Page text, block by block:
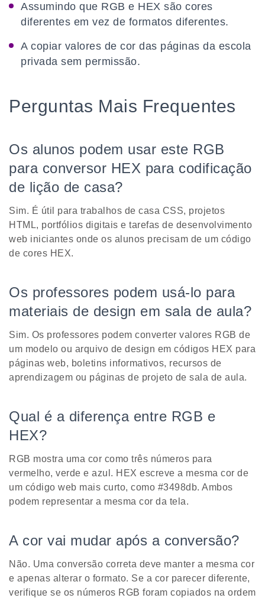
Assumindo que RGB e HEX são cores
diferentes em vez de formatos diferentes.
A copiar valores de cor das páginas da escola
privada sem permissão.
Perguntas Mais Frequentes
Os alunos podem usar este RGB
para conversor HEX para codificação
de lição de casa?
Sim. É útil para trabalhos de casa CSS, projetos
HTML, portfólios digitais e tarefas de desenvolvimento
web iniciantes onde os alunos precisam de um código
de cores HEX.
Os professores podem usá-lo para
materiais de design em sala de aula?
Sim. Os professores podem converter valores RGB de
um modelo ou arquivo de design em códigos HEX para
páginas web, boletins informativos, recursos de
aprendizagem ou páginas de projeto de sala de aula.
Qual é a diferença entre RGB e
HEX?
RGB mostra uma cor como três números para
vermelho, verde e azul. HEX escreve a mesma cor de
um código web mais curto, como #3498db. Ambos
podem representar a mesma cor da tela.
A cor vai mudar após a conversão?
Não. Uma conversão correta deve manter a mesma cor
e apenas alterar o formato. Se a cor parecer diferente,
verifique se os números RGB foram copiados na ordem